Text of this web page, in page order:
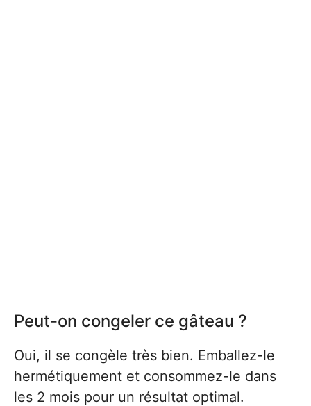
Peut-on congeler ce gâteau ?
Oui, il se congèle très bien. Emballez-le
hermétiquement et consommez-le dans
les 2 mois pour un résultat optimal.